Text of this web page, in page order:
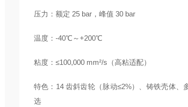
压力：额定 25 bar，峰值 30 bar
温度：-40℃～+200℃
粘度：≤100,000 mm²/s（高粘适配）
特色：14 齿斜齿轮（脉动≤2%）、铸铁壳体
选